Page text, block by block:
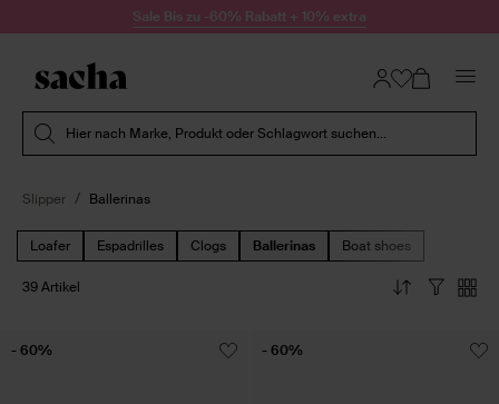
Zum Inhalt springenSale Bis zu -60% Rabatt + 10% extra
Hier nach Marke, Produkt oder Schlagwort suchen...
Slipper Ballerinas
Loafer Espadrilles Clogs Ballerinas Boat shoes
39 Artikel
- 60% - 60%